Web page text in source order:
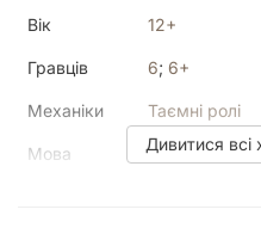
Вік 12+
Гравців 6; 6+
Механіки Таємні ролі
Мова Українська
Дивитися всі